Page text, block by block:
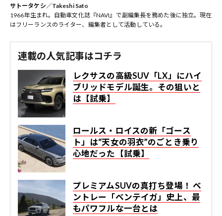
サトータケシ／Takeshi Sato
1966年生まれ。自動車文化誌『NAVI』で副編集長を務めた後に独立。現在
はフリーランスのライター、編集者として活動している。
連載の人気記事はコチラ
レクサスの高級SUV「LX」にハイ
ブリッドモデル誕生。その狙いと
は【試乗】
ロールス・ロイスの新「ゴース
ト」は“天女の羽衣”のごとき乗り
心地だった【試乗】
プレミアムSUVの真打ち登場！ ベ
ントレー「ベンテイガ」史上、最
もパワフルな一台とは